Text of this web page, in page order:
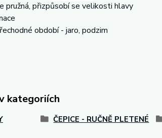
pružná, přizpůsobí se velikosti hlavy
období - jaro, podzim
kategoriích
ČEPICE - RUČNĚ PLETENÉ